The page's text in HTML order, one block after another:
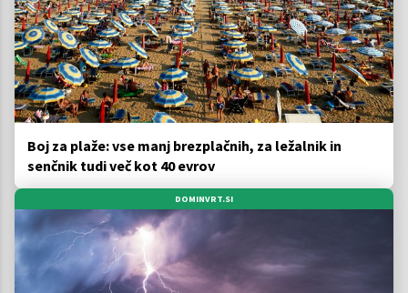
Boj za plaže: vse manj brezplačnih, za ležalnik in
senčnik tudi več kot 40 evrov
DOMINVRT.SI